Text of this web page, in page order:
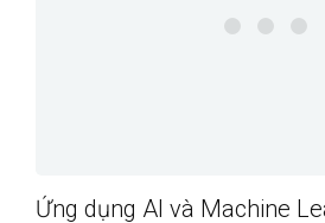
Ứng dụng AI và Machine